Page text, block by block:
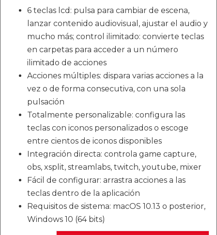
6 teclas lcd: pulsa para cambiar de escena,
lanzar contenido audiovisual, ajustar el audio y
mucho más; control ilimitado: convierte teclas
en carpetas para acceder a un número
ilimitado de acciones
Acciones múltiples: dispara varias acciones a la
vez o de forma consecutiva, con una sola
pulsación
Totalmente personalizable: configura las
teclas con iconos personalizados o escoge
entre cientos de iconos disponibles
Integración directa: controla game capture,
obs, xsplit, streamlabs, twitch, youtube, mixer
Fácil de configurar: arrastra acciones a las
teclas dentro de la aplicación
Requisitos de sistema: macOS 10.13 o posterior,
Windows 10 (64 bits)